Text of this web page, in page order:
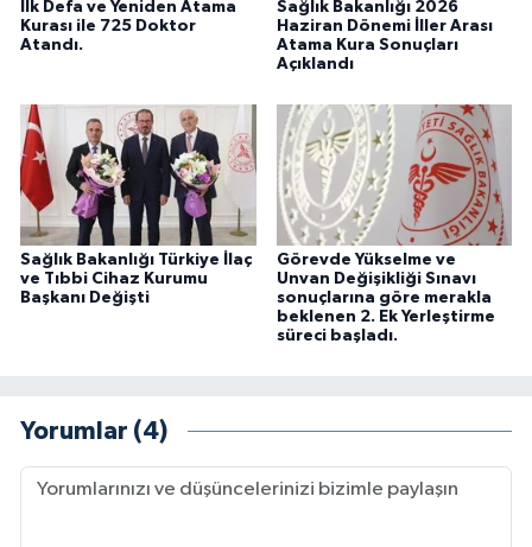
İlk Defa ve Yeniden Atama
Kurası ile 725 Doktor
Atandı.
Sağlık Bakanlığı 2026
Haziran Dönemi İller Arası
Atama Kura Sonuçları
Açıklandı
Sağlık Bakanlığı Türkiye İlaç
ve Tıbbi Cihaz Kurumu
Başkanı Değişti
Görevde Yükselme ve
Unvan Değişikliği Sınavı
sonuçlarına göre merakla
beklenen 2. Ek Yerleştirme
süreci başladı.
Yorumlar (4)